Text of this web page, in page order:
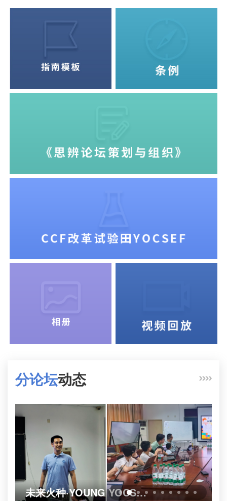
分论坛动态
未来火种·YOUNG YOCSEFer｜在AI时代，寻找创造与陪伴的温度 CCF YOCSEF合肥“亲子共创AI小游戏开发CLUB”圆满举办